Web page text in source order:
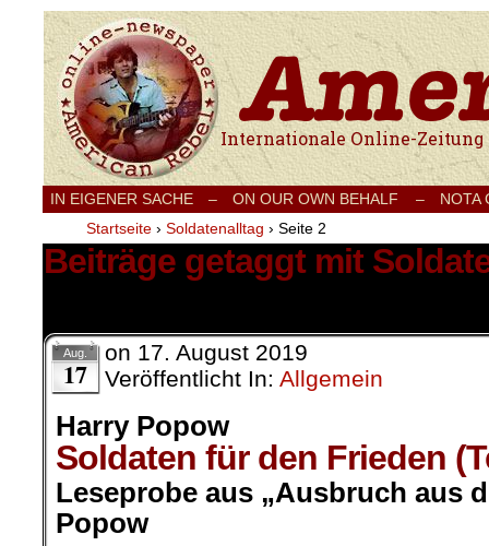
Internationale Onlinezeitung für Frieden,
IN EIGENER SACHE – ON OUR OWN BEHALF –
NOTA
Startseite › Soldatenalltag › Seite 2
Beiträge getaggt mit
Aug.
17
on 17. August 2019
Veröffentlicht In: Allgemein
Harry Popow
Soldaten für den Frieden
Leseprobe aus „Ausbruch aus
Popow